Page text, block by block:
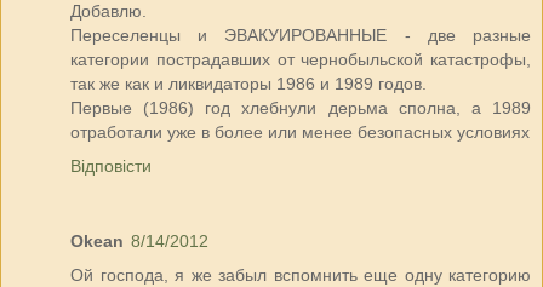
Добавлю.
Переселенцы и ЭВАКУИРОВАННЫЕ - две разные
категории пострадавших от чернобыльской катастрофы,
так же как и ликвидаторы 1986 и 1989 годов.
Первые (1986) год хлебнули дерьма сполна, а 1989
отработали уже в более или менее безопасных условиях
Відповісти
Okean 8/14/2012
Ой господа, я же забыл вспомнить еще одну категорию